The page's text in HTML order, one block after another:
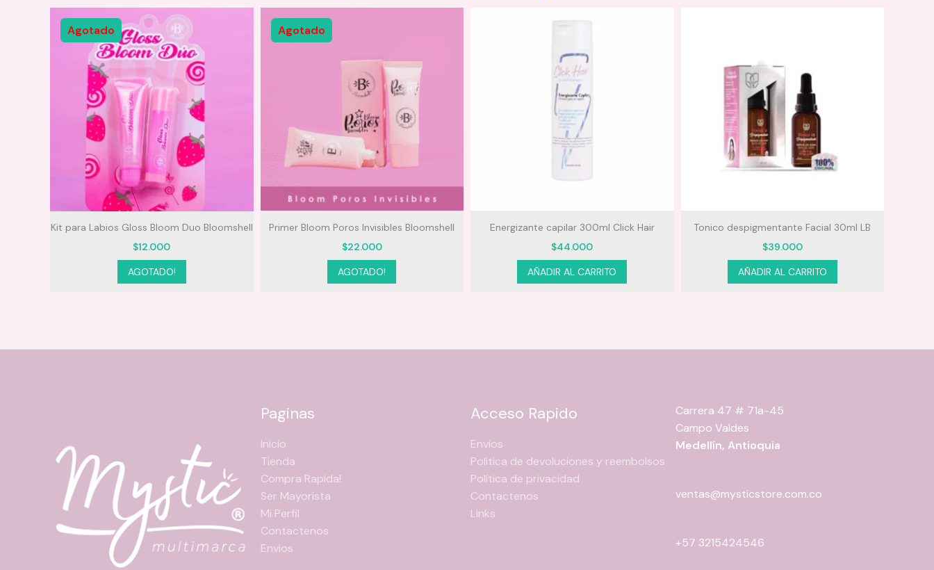
Notas cítricas:
Notas florales:
Cedro:
Ámbar:
Agotado
Kit para Labios Gloss Bloom Duo Bloomshell
$12.000
AGOTADO!
Agotado
Primer Bloom Poros Invisibles Bloomshell
$22.000
AGOTADO!
Energizante capilar 300ml Click Hair
$44.000
AÑADIR AL CARRITO
Tonico despigmentante Facial 30ml LB
$39.000
AÑADIR AL CARRITO
Paginas
Inicio
Tienda
Compra Rapida!
Ser Mayorista
Mi Perfil
Contactenos
Envios
Acceso Rapido
Envios
Política de devoluciones y reembolsos
Política de privacidad
Contactenos
Links
Carrera 47 # 71a-45
Campo Valdes
Medellín, Antioquia
ventas@mysticstore.com.co
+57 3215424546